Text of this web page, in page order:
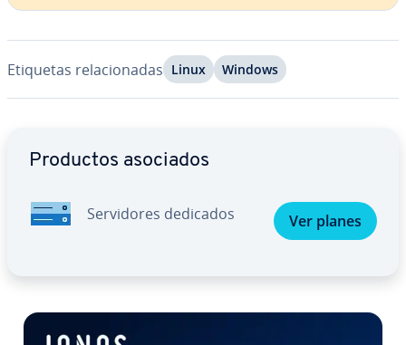
Etiquetas re­la­cio­na­das Linux Windows
Productos asociados
Se­r­vi­do­res dedicados Ver planes